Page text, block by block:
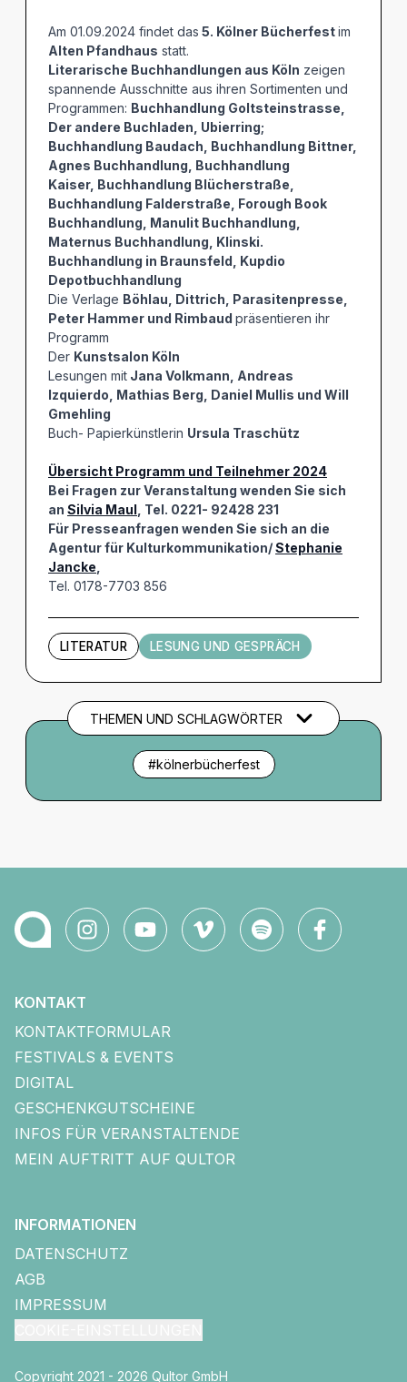
Am 01.09.2024 findet das 5. Kölner Bücherfestim
Alten Pfandhaus statt.
Literarische Buchhandlungen aus Köln zeigen
spannende Ausschnitte aus ihren Sortimenten und
Programmen: Buchhandlung Goltsteinstrasse,
Der andere Buchladen, Ubierring;
Buchhandlung Baudach, Buchhandlung Bittner,
Agnes Buchhandlung, Buchhandlung
Kaiser, Buchhandlung Blücherstraße,
Buchhandlung Falderstraße, Forough Book
Buchhandlung, Manulit Buchhandlung,
Maternus Buchhandlung, Klinski.
Buchhandlung in Braunsfeld, Kupdio
Depotbuchhandlung
Die Verlage Böhlau, Dittrich, Parasitenpresse,
Peter Hammer und Rimbaud präsentieren ihr
Programm
Der Kunstsalon Köln
Lesungen mit Jana Volkmann, Andreas
Izquierdo, Mathias Berg, Daniel Mullis und Will
Gmehling
Buch- Papierkünstlerin Ursula Traschütz
Übersicht Programm und Teilnehmer 2024
Bei Fragen zur Veranstaltung wenden Sie sich
an Silvia Maul , Tel. 0221- 92428 231
Für Presseanfragen wenden Sie sich an die
Agentur für Kulturkommunikation/Stephanie
Jancke
Tel. 0178-7703 856
LITERATUR LESUNG UND GESPRÄCH
THEMEN UND SCHLAGWÖRTER
#kölnerbücherfest
KONTAKT
KONTAKTFORMULAR
FESTIVALS & EVENTS
DIGITAL
GESCHENKGUTSCHEINE
INFOS FÜR VERANSTALTENDE
MEIN AUFTRITT AUF QULTOR
INFORMATIONEN
DATENSCHUTZ
AGB
IMPRESSUM
Copyright 2021 - 2026 Qultor GmbH